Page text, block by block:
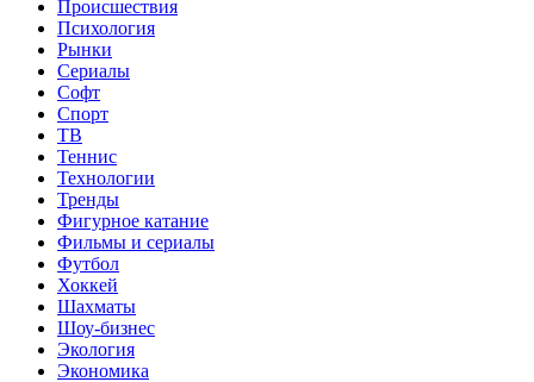
Происшествия
Психология
Рынки
Сериалы
Софт
Спорт
ТВ
Теннис
Технологии
Тренды
Фигурное катание
Фильмы и сериалы
Футбол
Хоккей
Шахматы
Шоу-бизнес
Экология
Экономика